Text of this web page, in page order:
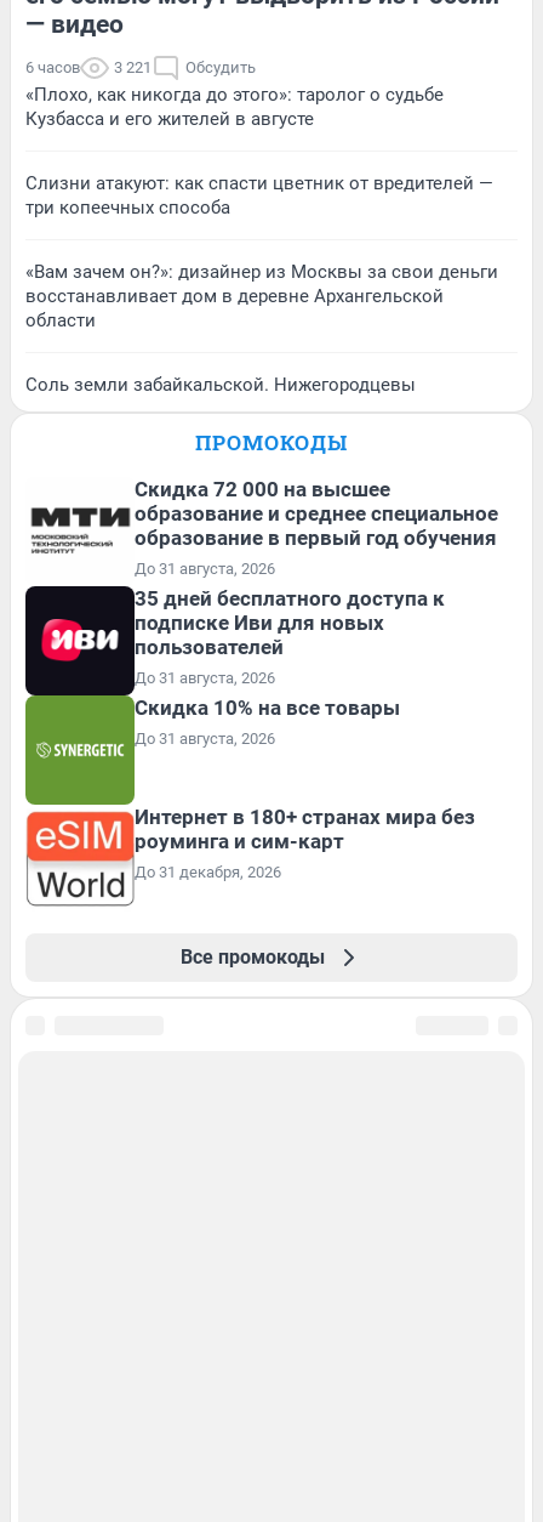
— видео
6 часов 3 221 Обсудить
«Плохо, как никогда до этого»: таролог о судьбе
Кузбасса и его жителей в августе
Слизни атакуют: как спасти цветник от вредителей —
три копеечных способа
«Вам зачем он?»: дизайнер из Москвы за свои деньги
восстанавливает дом в деревне Архангельской
области
Соль земли забайкальской. Нижегородцевы
ПРОМОКОДЫ
Скидка 72 000 на высшее
образование и среднее специальное
образование в первый год обучения
До 31 августа, 2026
35 дней бесплатного доступа к
подписке Иви для новых
пользователей
До 31 августа, 2026
Скидка 10% на все товары
До 31 августа, 2026
Интернет в 180+ странах мира без
роуминга и сим-карт
До 31 декабря, 2026
Все промокоды